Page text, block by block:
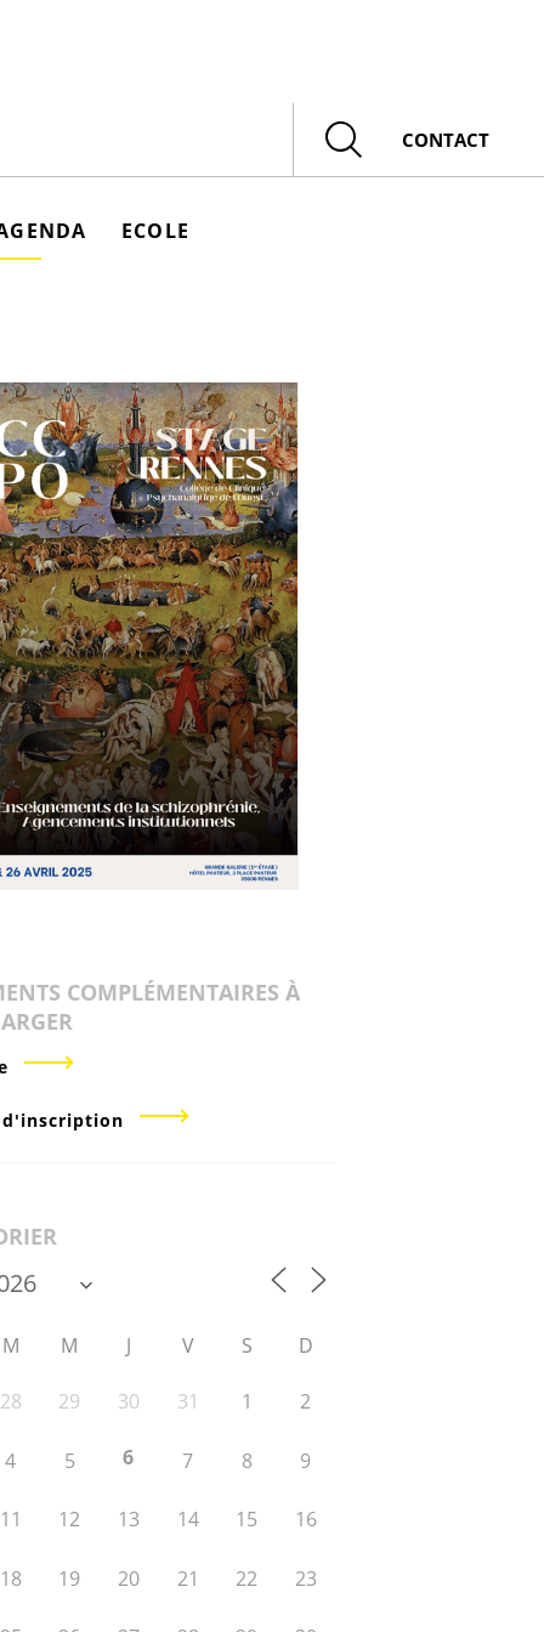
Rechercher
CONTACT
ECOLE
COMPLÉMENTAIRES À
M M J V S D
28 29 30 31 1 2
4 5 6 7 8 9
11 12 13 14 15 16
18 19 20 21 22 23